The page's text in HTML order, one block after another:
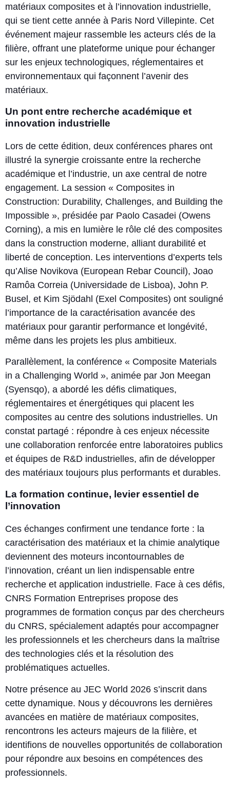
matériaux composites et à l’innovation industrielle,
qui se tient cette année à Paris Nord Villepinte. Cet
événement majeur rassemble les acteurs clés de la
filière, offrant une plateforme unique pour échanger
sur les enjeux technologiques, réglementaires et
environnementaux qui façonnent l’avenir des
matériaux.
Un pont entre recherche académique et
innovation industrielle
Lors de cette édition, deux conférences phares ont
illustré la synergie croissante entre la recherche
académique et l’industrie, un axe central de notre
engagement. La session « Composites in
Construction: Durability, Challenges, and Building the
Impossible », présidée par Paolo Casadei (Owens
Corning), a mis en lumière le rôle clé des composites
dans la construction moderne, alliant durabilité et
liberté de conception. Les interventions d’experts tels
qu’Alise Novikova (European Rebar Council), Joao
Ramôa Correia (Universidade de Lisboa), John P.
Busel, et Kim Sjödahl (Exel Composites) ont souligné
l’importance de la caractérisation avancée des
matériaux pour garantir performance et longévité,
même dans les projets les plus ambitieux.
Parallèlement, la conférence « Composite Materials
in a Challenging World », animée par Jon Meegan
(Syensqo), a abordé les défis climatiques,
réglementaires et énergétiques qui placent les
composites au centre des solutions industrielles. Un
constat partagé : répondre à ces enjeux nécessite
une collaboration renforcée entre laboratoires publics
et équipes de R&D industrielles, afin de développer
des matériaux toujours plus performants et durables.
La formation continue, levier essentiel de
l’innovation
Ces échanges confirment une tendance forte : la
caractérisation des matériaux et la chimie analytique
deviennent des moteurs incontournables de
l’innovation, créant un lien indispensable entre
recherche et application industrielle. Face à ces défis,
CNRS Formation Entreprises propose des
programmes de formation conçus par des chercheurs
du CNRS, spécialement adaptés pour accompagner
les professionnels et les chercheurs dans la maîtrise
des technologies clés et la résolution des
problématiques actuelles.
Notre présence au JEC World 2026 s’inscrit dans
cette dynamique. Nous y découvrons les dernières
avancées en matière de matériaux composites,
rencontrons les acteurs majeurs de la filière, et
identifions de nouvelles opportunités de collaboration
pour répondre aux besoins en compétences des
professionnels.